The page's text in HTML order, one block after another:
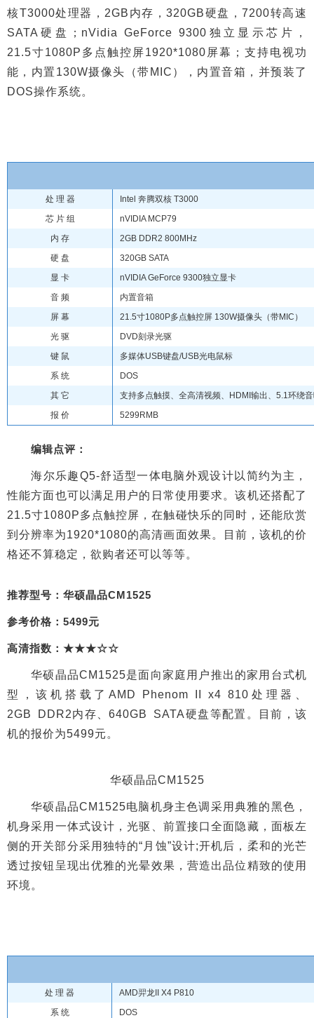
核T3000处理器，2GB内存，320GB硬盘，7200转高速
SATA硬盘；nVidia GeForce 9300独立显示芯片，
21.5寸1080P多点触控屏1920*1080屏幕；支持电视功
能，内置130W摄像头（带MIC），内置音箱，并预装了
DOS操作系统。
处 理 器
Intel 奔腾双核 T3000
芯 片 组
nVIDIA MCP79
内 存
2GB DDR2 800MHz
硬 盘
320GB SATA
显 卡
nVIDIA GeForce 9300独立显卡
音 频
内置音箱
屏 幕
21.5寸1080P多点触控屏 130W摄像头（带MIC）
光 驱
DVD刻录光驱
键 鼠
多媒体USB键盘/USB光电鼠标
系 统
DOS
其 它
支持多点触摸、全高清视频、HDMI输出、5.1环绕
报 价
5299RMB
编辑点评：
海尔乐趣Q5-舒适型一体电脑外观设计以简约为主，
性能方面也可以满足用户的日常使用要求。该机还搭配了
21.5寸1080P多点触控屏，在触碰快乐的同时，还能欣赏
到分辨率为1920*1080的高清画面效果。目前，该机的价
格还不算稳定，欲购者还可以等等。
推荐型号：华硕晶品CM1525
参考价格：5499元
高清指数：★★★☆☆
华硕晶品CM1525是面向家庭用户推出的家用台式机
型，该机搭载了AMD Phenom II x4 810处理器、
2GB DDR2内存、640GB SATA硬盘等配置。目前，该
机的报价为5499元。
华硕晶品CM1525
华硕晶品CM1525电脑机身主色调采用典雅的黑色，
机身采用一体式设计，光驱、前置接口全面隐藏，面板左
侧的开关部分采用独特的“月蚀”设计;开机后，柔和的光芒
透过按钮呈现出优雅的光晕效果，营造出品位精致的使用
环境。
处 理 器
AMD羿龙II X4 P810
系 统
DOS